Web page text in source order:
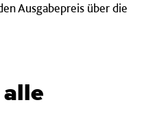
Ausgabepreis über die